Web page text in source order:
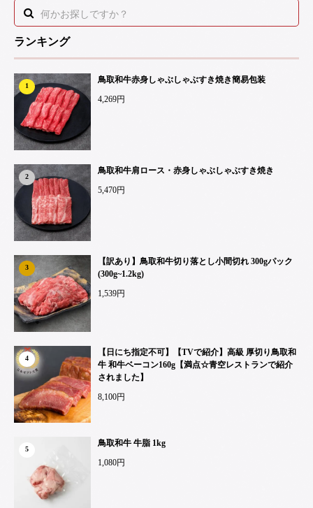
ランキング
1
鳥取和牛赤身しゃぶしゃぶすき焼き簡易包装
4,269円
2
鳥取和牛肩ロース・赤身しゃぶしゃぶすき焼き
5,470円
3
【訳あり】鳥取和牛切り落とし小間切れ 300gパック
(300g~1.2kg)
1,539円
4
【日にち指定不可】【TVで紹介】高級 厚切り鳥取和
牛 和牛ベーコン160g【満点☆青空レストランで紹介
されました】
8,100円
5
鳥取和牛 牛脂 1kg
1,080円